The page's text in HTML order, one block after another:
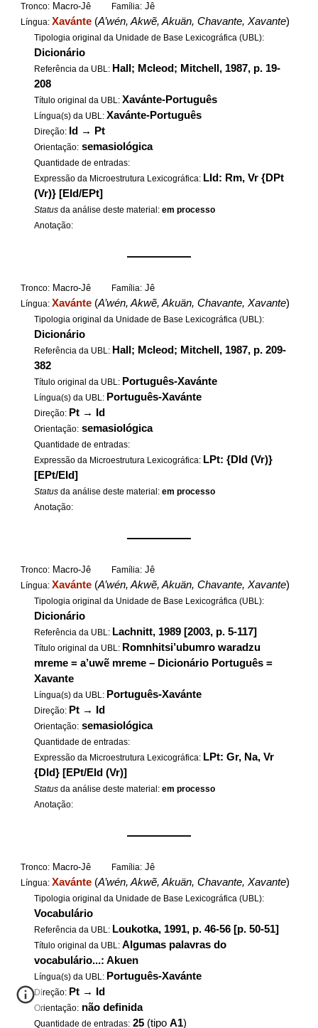
Tronco: Macro-Jê Família: Jê
Língua:Xavánte (A’wén, Akwẽ, Akuän, Chavante, Xavante)
Tipologia original da Unidade de Base Lexicográfica (UBL):
Dicionário
Referência da UBL: Hall; Mcleod; Mitchell, 1987, p. 19-
208
Título original da UBL:Xavánte-Português
Língua(s) da UBL:Xavánte-Português
Direção: Id → Pt
Orientação: semasiológica
Quantidade de entradas:
Expressão da Microestrutura Lexicográfica: LId: Rm, Vr {DPt
(Vr)} [EId/EPt]
Status da análise deste material:em processo
Anotação:
——————
Tronco: Macro-Jê Família: Jê
Língua:Xavánte (A’wén, Akwẽ, Akuän, Chavante, Xavante)
Tipologia original da Unidade de Base Lexicográfica (UBL):
Dicionário
Referência da UBL: Hall; Mcleod; Mitchell, 1987, p. 209-
382
Título original da UBL: Português-Xavánte
Língua(s) da UBL: Português-Xavánte
Direção: Pt → Id
Orientação: semasiológica
Quantidade de entradas:
Expressão da Microestrutura Lexicográfica: LPt: {DId (Vr)}
[EPt/EId]
Status da análise deste material:em processo
Anotação:
——————
Tronco: Macro-Jê Família: Jê
Língua:Xavánte (A’wén, Akwẽ, Akuän, Chavante, Xavante)
Tipologia original da Unidade de Base Lexicográfica (UBL):
Dicionário
Referência da UBL: Lachnitt, 1989 [2003, p. 5-117]
Título original da UBL: Romnhitsi’ubumro waradzu
mreme = a’uwẽ mreme – Dicionário Português =
Xavante
Língua(s) da UBL: Português-Xavánte
Direção: Pt → Id
Orientação: semasiológica
Quantidade de entradas:
Expressão da Microestrutura Lexicográfica: LPt: Gr, Na, Vr
{DId} [EPt/EId (Vr)]
Status da análise deste material:em processo
Anotação:
——————
Tronco: Macro-Jê Família: Jê
Língua:Xavánte (A’wén, Akwẽ, Akuän, Chavante, Xavante)
Tipologia original da Unidade de Base Lexicográfica (UBL):
Vocabulário
Referência da UBL: Loukotka, 1991, p. 46-56 [p. 50-51]
Título original da UBL:Algumas palavras do
vocabulário...: Akuen
Língua(s) da UBL: Português-Xavánte
Direção: Pt → Id
Orientação: não definida
Quantidade de entradas: 25 (tipoA1)